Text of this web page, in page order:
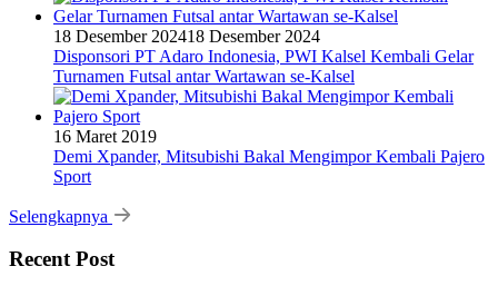
18 Desember 202418 Desember 2024
Disponsori PT Adaro Indonesia, PWI Kalsel Kembali Gelar
Turnamen Futsal antar Wartawan se-Kalsel
16 Maret 2019
Demi Xpander, Mitsubishi Bakal Mengimpor Kembali Pajero
Sport
Selengkapnya
Recent Post